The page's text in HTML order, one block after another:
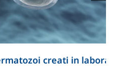
la ricerca